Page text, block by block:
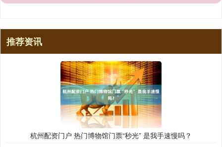
推荐资讯
杭州配资门户 热门博物馆门票“秒光” 是我手速慢吗？